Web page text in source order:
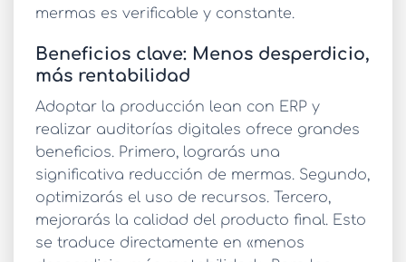
mermas es verificable y constante.
Beneficios clave: Menos desperdicio,
más rentabilidad
Adoptar la producción lean con ERP y
realizar auditorías digitales ofrece grandes
beneficios. Primero, lograrás una
significativa reducción de mermas. Segundo,
optimizarás el uso de recursos. Tercero,
mejorarás la calidad del producto final. Esto
se traduce directamente en «menos